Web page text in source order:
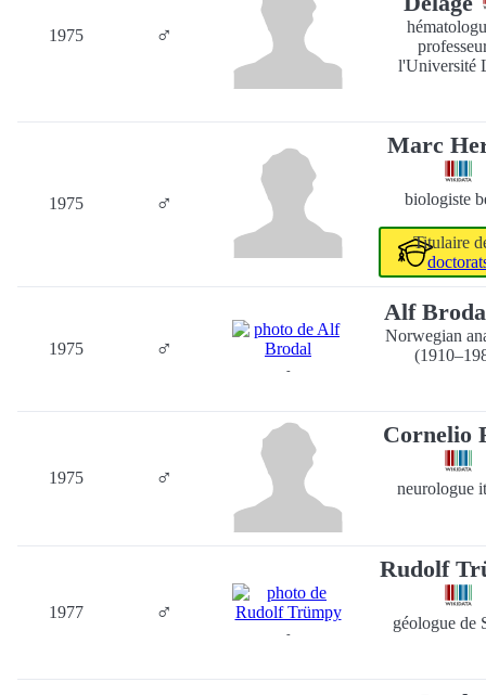
1975 ♂
l'Université
1975 ♂
Marc
biologiste
Titulaire
1975 ♂
-
Alf
Norwegian
1975 ♂
Cornelio
neurologue
1977 ♂
-
Rudolf
géologue de